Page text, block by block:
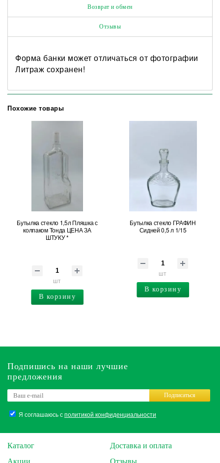
Возврат и обмен
Отзывы
Форма банки может отличаться от фотографии
Литраж сохранен!
Похожие товары
Бутылка стекло 1,5л Пляшка с
колпаком Тонда ЦЕНА ЗА
ШТУКУ *
шт
В корзину
Бутылка стекло ГРАФИН
Сидней 0,5 л 1/15
шт
В корзину
Подпишись на наши лучшие
предложения
Я соглашаюсь сполитикой конфиденциальности
Подписаться
Каталог
Акции
Доставка и оплата
Отзывы